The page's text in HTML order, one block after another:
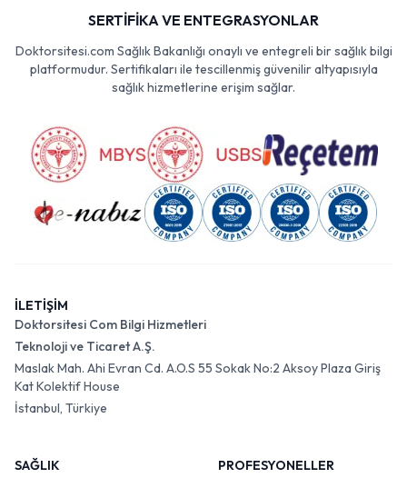
SERTİFİKA VE ENTEGRASYONLAR
Doktorsitesi.com Sağlık Bakanlığı onaylı ve entegreli bir sağlık bilgi
platformudur. Sertifikaları ile tescillenmiş güvenilir altyapısıyla
sağlık hizmetlerine erişim sağlar.
İLETİŞİM
Doktorsitesi Com Bilgi Hizmetleri
Teknoloji ve Ticaret A.Ş.
Maslak Mah. Ahi Evran Cd. A.O.S 55 Sokak No:2 Aksoy Plaza Giriş
Kat Kolektif House
İstanbul, Türkiye
SAĞLIK
PROFESYONELLER